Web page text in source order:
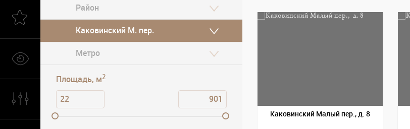
Каковинский М. пер.
Площадь, м2
Каковинский Малый пер., д. 8